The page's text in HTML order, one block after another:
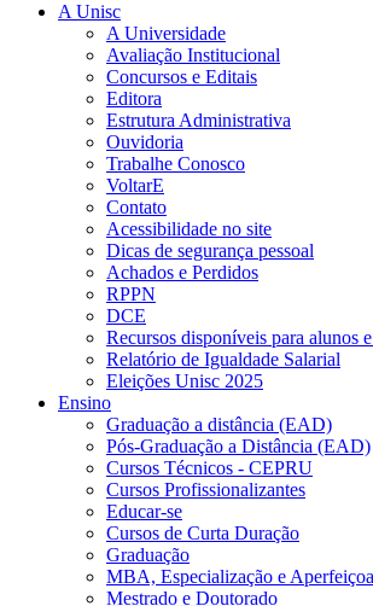
A Unisc
A Universidade
Avaliação Institucional
Concursos e Editais
Editora
Estrutura Administrativa
Ouvidoria
Trabalhe Conosco
VoltarE
Contato
Acessibilidade no site
Dicas de segurança pessoal
Achados e Perdidos
RPPN
DCE
Recursos disponíveis para alunos
Relatório de Igualdade Salarial
Eleições Unisc 2025
Ensino
Graduação a distância (EAD)
Pós-Graduação a Distância (EAD)
Cursos Técnicos - CEPRU
Cursos Profissionalizantes
Educar-se
Cursos de Curta Duração
Graduação
MBA, Especialização e
Mestrado e Doutorado